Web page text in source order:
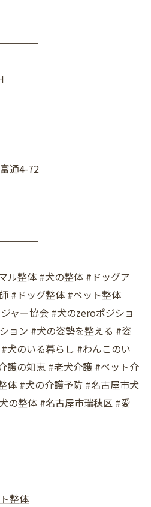
通4-72
整体 #犬の整体 #ドッグア
#ドッグ整体 #ペット整体
ャー協会 #犬のzeroポジショ
ョン #犬の姿勢を整える #姿
犬のいる暮らし #わんこのい
護の知恵 #老犬介護 #ペット介
体 #犬の介護予防 #名古屋市犬
の整体 #名古屋市瑞穂区 #愛
整体